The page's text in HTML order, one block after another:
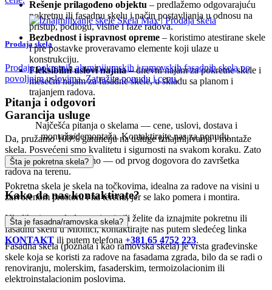
Rešenje prilagođeno objektu – predlažemo odgovarajuću
pokretnu ili fasadnu skelu i način postavljanja u odnosu na
pristup, podlogu, visine i faze radova.
Bezbednost i ispravnost opreme – koristimo atestirane skele
i pre postavke proveravamo elemente koji ulaze u
konstrukciju.
Fleksibilni uslovi najma– dnevni najam za pokretne skele i
mesečni najam za fasadne skele, u skladu sa planom i
trajanjem radova.
Garancija usluge
Da, pružamo 100% garanciju na usluge iznajmljivanja i montaže
skela. Posvećeni smo kvalitetu i sigurnosti na svakom koraku. Zato
posao radimo odgovorno — od prvog dogovora do završetka
radova na terenu.
Kako da nas kontaktirate?
Ukoliko imate dodatna pitanja ili želite da iznajmite pokretnu ili
fasadnu skelu u Mionici, kontaktirajte nas putem sledećeg linka
KONTAKT ili putem telefona +381 65 4752 223.
Prodaja skela
Prodaja pokretnih aluminijumskih i ramovskih fasadnih skela po
povoljnim uslovima. Zatražite ponudu i cenu.
Pitanja i odgovori
Najčešća pitanja o skelama — cene, uslovi, dostava i
montaža/demontaža. Kontaktirajte nas za ponudu.
Šta je pokretna skela?
Pokretna skela je skela na točkovima, idealna za radove na visini u
zatvorenom prostoru i na terenu, jer se lako pomera i montira.
Šta je fasadna/ramovska skela?
Fasadna skela (poznata i kao ramovska skela) je vrsta građevinske
skele koja se koristi za radove na fasadama zgrada, bilo da se radi o
renoviranju, molerskim, fasaderskim, termoizolacionim ili
elektroinstalacionim poslovima.